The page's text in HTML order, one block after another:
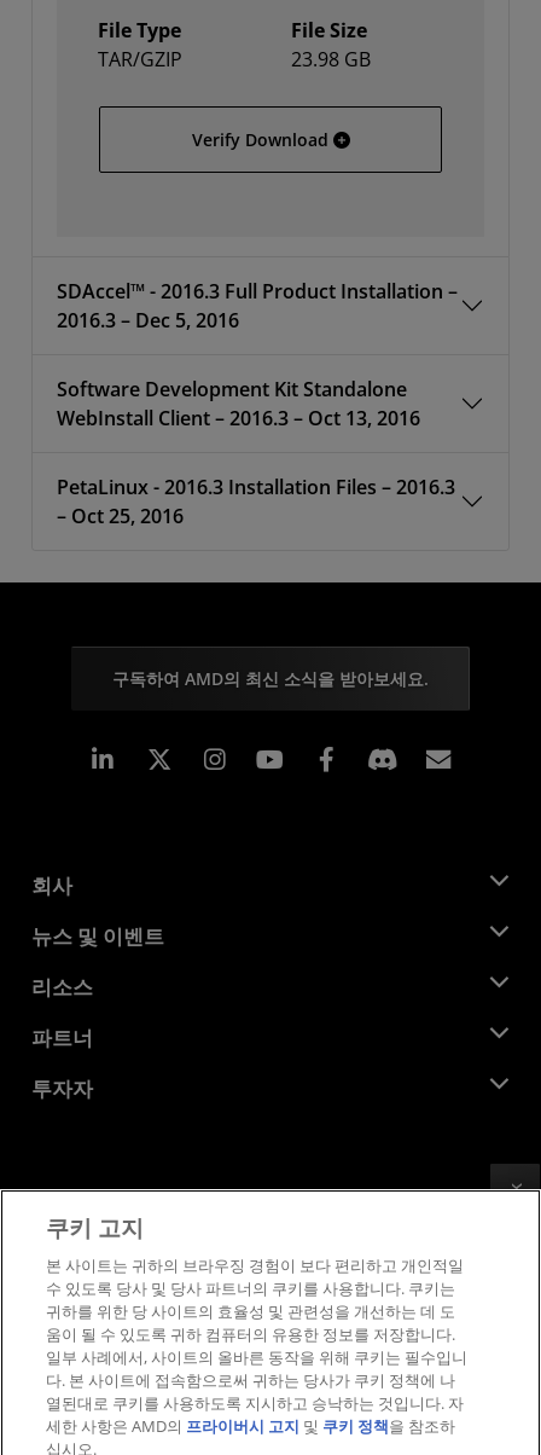
File Type
TAR/GZIP
File Size
23.98 GB
Verify Download SDx 2016.3 SFD
SDAccel™ - 2016.3 Full Product Installation –
2016.3 – Dec 5, 2016
Software Development Kit Standalone
WebInstall Client – 2016.3 – Oct 13, 2016
PetaLinux - 2016.3 Installation Files – 2016.3
– Oct 25, 2016
구독하여 AMD의 최신 소식을 받아보세요.
Linkedin Instagram Facebook
회사
AMD 소개
기업의 사회적 책임
채용
문의하기
뉴스 및 이벤트
뉴스룸
미디어 라이브러리
리소스
개발자 센트럴
사례 연구
파트너
AMD 파트너 허브
투자자
이사위원회
거버넌스 문서
SEC 신고서
상표
공급망 투명성
공정 및 공개 경쟁
영국 세금 전략
쿠키 정책
쿠키 설정
쿠키 고지
본 사이트는 귀하의 브라우징 경험이 보다 편리하고 개인적일
수 있도록 당사 및 당사 파트너의 쿠키를 사용합니다. 쿠키는
귀하를 위한 당 사이트의 효율성 및 관련성을 개선하는 데 도
움이 될 수 있도록 귀하 컴퓨터의 유용한 정보를 저장합니다.
일부 사례에서, 사이트의 올바른 동작을 위해 쿠키는 필수입니
다. 본 사이트에 접속함으로써 귀하는 당사가 쿠키 정책에 나
열된대로 쿠키를 사용하도록 지시하고 승낙하는 것입니다. 자
세한 사항은 AMD의 프라이버시 고지 및 쿠키 정책을 참조하
십시오.